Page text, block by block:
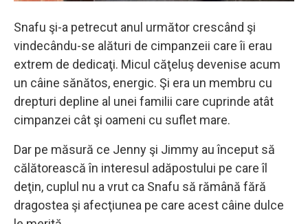
Snafu şi-a petrecut anul următor crescând şi
vindecându-se alături de cimpanzeii care îi erau
extrem de dedicaţi. Micul căţeluş devenise acum
un câine sănătos, energic. Şi era un membru cu
drepturi depline al unei familii care cuprinde atât
cimpanzei cât şi oameni cu suflet mare.
Dar pe măsură ce Jenny şi Jimmy au început să
călătorească în interesul adăpostului pe care îl
deţin, cuplul nu a vrut ca Snafu să rămână fără
dragostea şi afecţiunea pe care acest câine dulce